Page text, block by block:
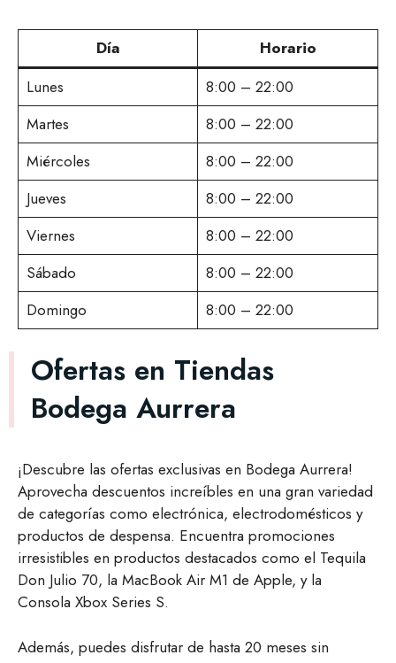
Día
Horario
Lunes
8:00 – 22:00
Martes
8:00 – 22:00
Miércoles
8:00 – 22:00
Jueves
8:00 – 22:00
Viernes
8:00 – 22:00
Sábado
8:00 – 22:00
Domingo
8:00 – 22:00
Ofertas en Tiendas
Bodega Aurrera
¡Descubre las ofertas exclusivas en Bodega Aurrera!
Aprovecha descuentos increíbles en una gran variedad
de categorías como electrónica, electrodomésticos y
productos de despensa. Encuentra promociones
irresistibles en productos destacados como el Tequila
Don Julio 70, la MacBook Air M1 de Apple, y la
Consola Xbox Series S.
Además, puedes disfrutar de hasta 20 meses sin